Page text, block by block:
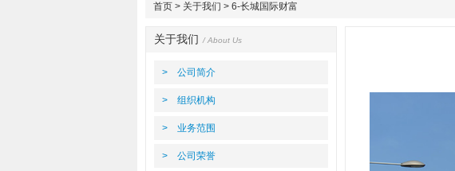
首页 > 关于我们 > 6-长城国际财富
关于我们 / About Us
> 公司简介
> 组织机构
> 业务范围
> 公司荣誉